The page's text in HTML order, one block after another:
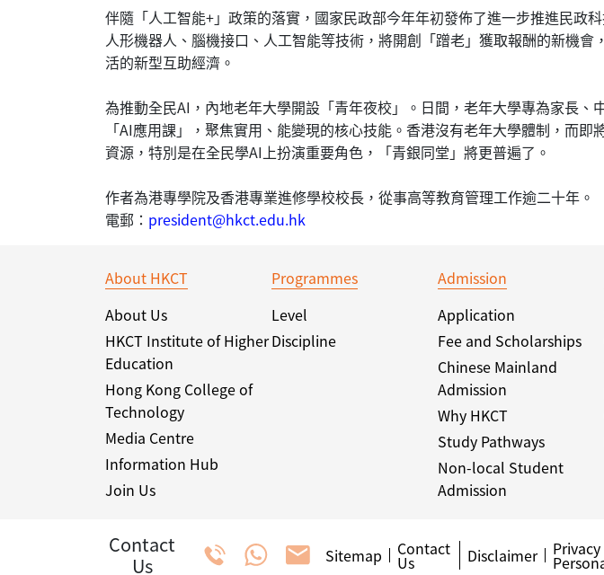
伴隨「人工智能+」政策的落實，國家民政部今年年初發佈了進一步推進民政
人形機器人、腦機接口、人工智能等技術，將開創「蹭老」獲取報酬的新機
活的新型互助經濟。
為推動全民AI，內地老年大學開設「青年夜校」。日間，老年大學專為家長
「AI應用課」，聚焦實用、能變現的核心技能。香港沒有老年大學體制，而
資源，特別是在全民學AI上扮演重要角色，「青銀同堂」將更普遍了。
作者為港專學院及香港專業進修學校校長，從事高等教育管理工作逾二十年。
電郵： president@hkct.edu.hk
About HKCT
About Us
HKCT Institute of Higher
Education
Hong Kong College of
Technology
Media Centre
Information Hub
Join Us
Programmes
Level
Discipline
Admission
Application
Fee and Scholarships
Chinese Mainland
Admission
Why HKCT
Study Pathways
Non-local Student
Admission
Contact
Us
Sitemap Contact
Us Disclaimer